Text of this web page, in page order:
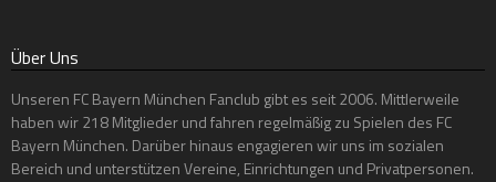
Über Uns
Unseren FC Bayern München Fanclub gibt es seit 2006. Mittlerweile
haben wir 218 Mitglieder und fahren regelmäßig zu Spielen des FC
Bayern München. Darüber hinaus engagieren wir uns im sozialen
Bereich und unterstützen Vereine, Einrichtungen und Privatpersonen.